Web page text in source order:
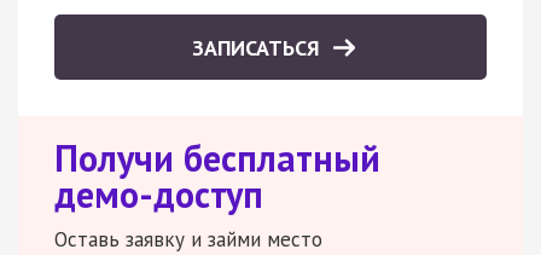
ЗАПИСАТЬСЯ
Получи бесплатный
демо-доступ
Оставь заявку и займи место